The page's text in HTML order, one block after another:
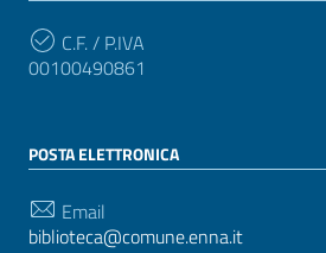
C.F. / P.IVA
00100490861
POSTA ELETTRONICA
Email
biblioteca@comune.enna.it